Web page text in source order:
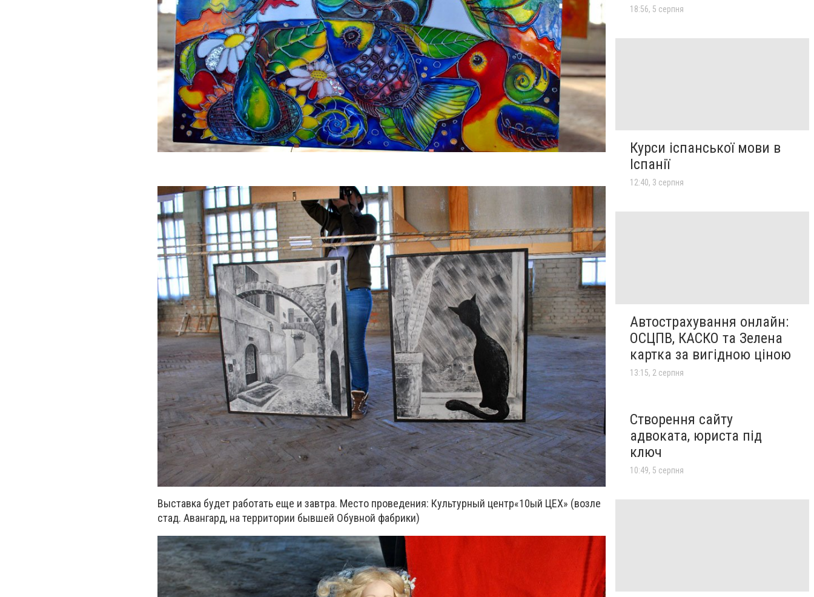
Выставка будет работать еще и завтра. Место проведения: Культурный центр«10ый ЦЕХ» (возле
стад. Авангард, на территории бывшей Обувной фабрики)
18:56, 5 серпня
Курси іспанської мови в
Іспанії
12:40, 3 серпня
Автострахування онлайн:
ОСЦПВ, КАСКО та Зелена
картка за вигідною ціною
13:15, 2 серпня
Створення сайту
адвоката, юриста під
ключ
10:49, 5 серпня